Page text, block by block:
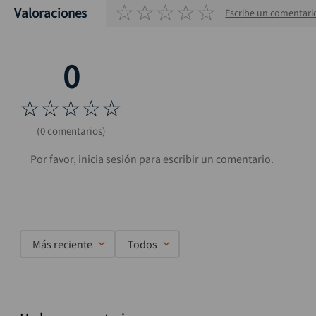
Valoraciones ☆☆☆☆☆ Escribe un
☆☆☆☆☆
(0 comentarios)
Más reciente Todos